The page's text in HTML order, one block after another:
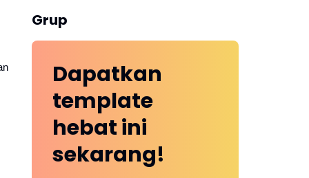
Grup
Dapatkan
template
hebat ini
sekarang!